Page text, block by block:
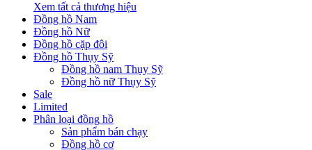
Xem tất cả thương hiệu
Đồng hồ Nam
Đồng hồ Nữ
Đồng hồ cặp đôi
Đồng hồ Thụy Sỹ
Đồng hồ nam Thụy Sỹ
Đồng hồ nữ Thụy Sỹ
Sale
Limited
Phân loại đồng hồ
Sản phẩm bán chạy
Đồng hồ cơ